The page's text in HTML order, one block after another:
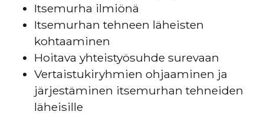
Itsemurha ilmiönä
Itsemurhan tehneen läheisten
kohtaaminen
Hoitava yhteistyösuhde surevaan
Vertaistukiryhmien ohjaaminen ja
järjestäminen itsemurhan tehneiden
läheisille